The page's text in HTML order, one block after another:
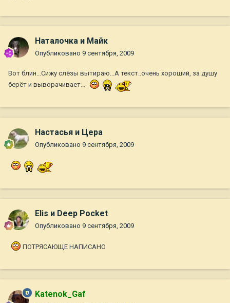
Наталочка и Майк
Опубликовано 9 сентября, 2009
Вот блин...Сижу слёзы вытираю...А текст..очень хороший, за душу
берёт и выворачивает...
Настасья и Цера
Опубликовано 9 сентября, 2009
Elis и Deep Pocket
Опубликовано 9 сентября, 2009
ПОТРЯСАЮЩЕ НАПИСАНО
Katenok_Gaf